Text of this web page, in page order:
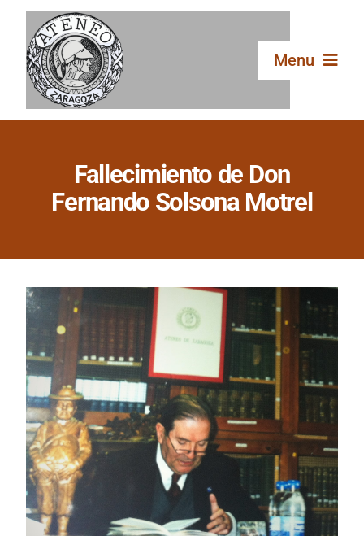
Saltar
contenido
Menu
Inicio
El Ateneo
Publicaciones
Actividades
Contacto
Fallecimiento de Don
Fernando Solsona Motrel